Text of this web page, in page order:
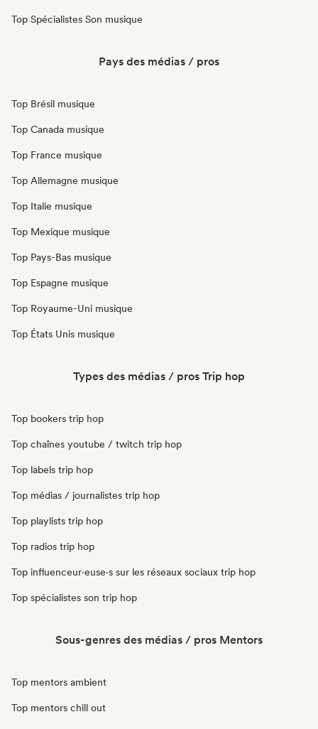
Top Spécialistes Son musique
Pays des médias / pros
Top Brésil musique
Top Canada musique
Top France musique
Top Allemagne musique
Top Italie musique
Top Mexique musique
Top Pays-Bas musique
Top Espagne musique
Top Royaume-Uni musique
Top États Unis musique
Types des médias / pros Trip hop
Top bookers trip hop
Top chaînes youtube / twitch trip hop
Top labels trip hop
Top médias / journalistes trip hop
Top playlists trip hop
Top radios trip hop
Top influenceur·euse·s sur les réseaux sociaux trip hop
Top spécialistes son trip hop
Sous-genres des médias / pros Mentors
Top mentors ambient
Top mentors chill out